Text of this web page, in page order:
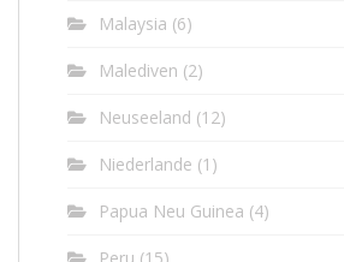
Malaysia (6)
Malediven (2)
Neuseeland (12)
Niederlande (1)
Papua Neu Guinea (4)
Peru (15)